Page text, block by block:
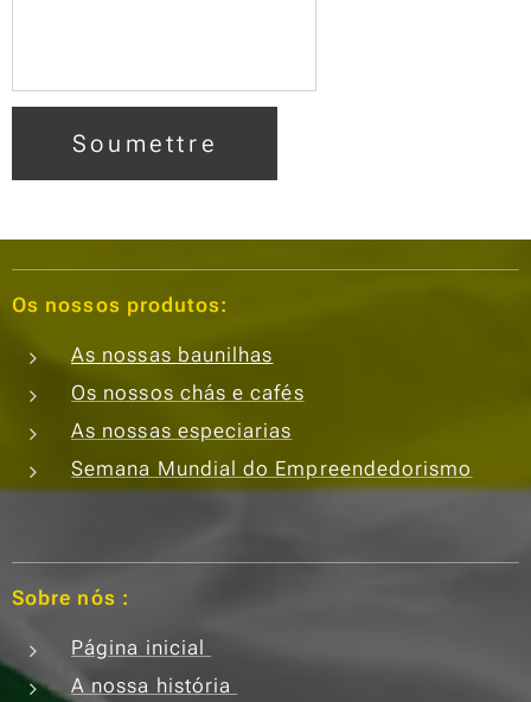
Soumettre
Os nossos produtos:
As nossas baunilhas
Os nossos chás e cafés
As nossas especiarias
Semana Mundial do Empreendedorismo
Sobre nós :
Página inicial
A nossa história